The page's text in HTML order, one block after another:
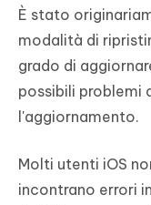
È stato
modalità di
grado di
possibili problemi
l'aggiornamento.
Molti utenti iOS
incontrano errori